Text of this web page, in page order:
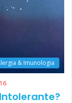
& Imunologia